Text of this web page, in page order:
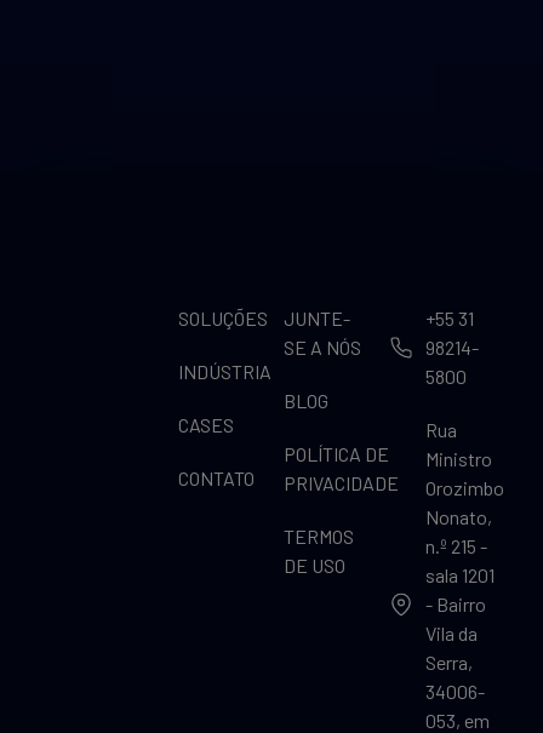
SOLUÇÕES
INDÚSTRIA
CASES
CONTATO
JUNTE-
SE A NÓS
BLOG
POLÍTICA DE
PRIVACIDADE
TERMOS
DE USO
+55 31
98214-
5800
Rua
Ministro
Orozimbo
Nonato,
n.º 215 -
sala 1201
- Bairro
Vila da
Serra,
34006-
053, em